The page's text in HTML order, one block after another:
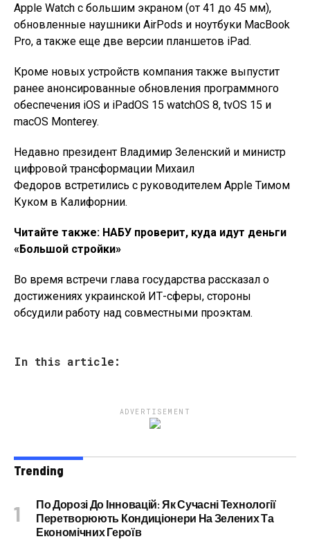
Apple Watch с большим экраном (от 41 до 45 мм),
обновленные наушники AirPods и ноутбуки MacBook
Pro, а также еще две версии планшетов iPad.
Кроме новых устройств компания также выпустит
ранее анонсированные обновления программного
обеспечения iOS и iPadOS 15 watchOS 8, tvOS 15 и
macOS Monterey.
Недавно президент Владимир Зеленский и министр
цифровой трансформации Михаил
Федоров встретились с руководителем Apple Тимом
Куком в Калифорнии.
Читайте также: НАБУ проверит, куда идут деньги
«Большой стройки»
Во время встречи глава государства рассказал о
достижениях украинской ИТ-сферы, стороны
обсудили работу над совместными проэктам.
In this article:
ADVERTISEMENT
Trending
По Дорозі До Інновацій: Як Сучасні Технології
Перетворюють Кондиціонери На Зелених Та
Економічних Героїв